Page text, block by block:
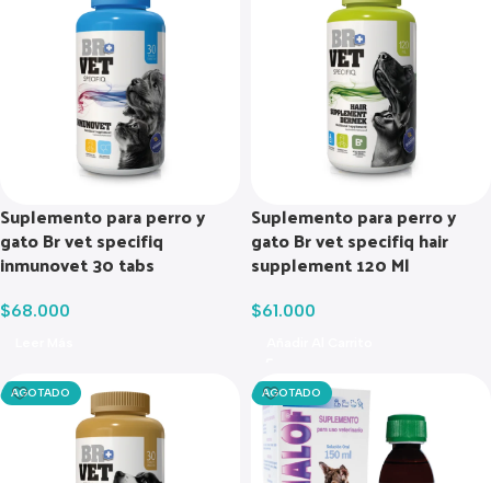
Suplemento para perro y
gato Br vet specifiq
inmunovet 30 tabs
$68.000
Suplemento para perro y
gato Br vet specifiq hair
supplement 120 Ml
$61.000
AGOTADO AGOTADO